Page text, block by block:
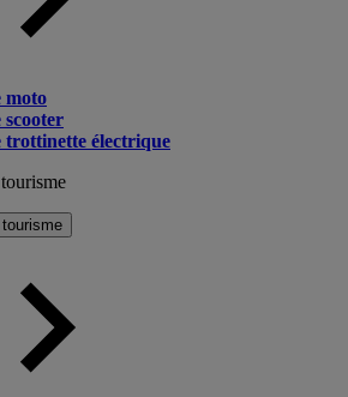
moto
scooter
trottinette électrique